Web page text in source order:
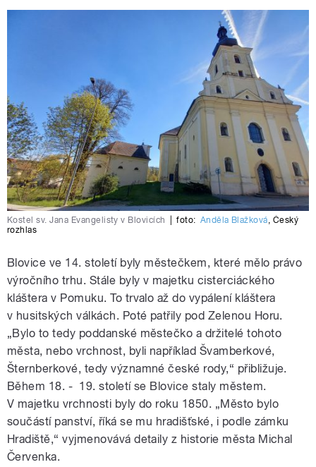
Kostel sv. Jana Evangelisty v Blovicích foto: Anděla Blažková, Český
rozhlas
Blovice ve 14. století byly městečkem, které mělo právo
výročního trhu. Stále byly v majetku cisterciáckého
kláštera v Pomuku. To trvalo až do vypálení kláštera
v husitských válkách. Poté patřily pod Zelenou Horu.
„Bylo to tedy poddanské městečko a držitelé tohoto
města, nebo vrchnost, byli například Švamberkové,
Šternberkové, tedy významné české rody,“ přibližuje.
Během 18. - 19. století se Blovice staly městem.
V majetku vrchnosti byly do roku 1850. „Město bylo
součástí panství, říká se mu hradišťské, i podle zámku
Hradiště,“ vyjmenovává detaily z historie města Michal
Červenka.